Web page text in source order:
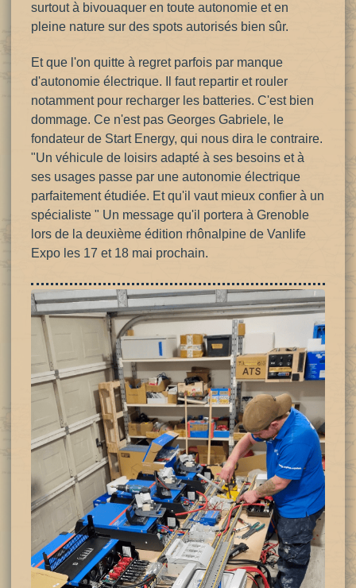
surtout à bivouaquer en toute autonomie et en
pleine nature sur des spots autorisés bien sûr.
Et que l'on quitte à regret parfois par manque
d'autonomie électrique. Il faut repartir et rouler
notamment pour recharger les batteries. C'est bien
dommage. Ce n'est pas Georges Gabriele, le
fondateur de Start Energy, qui nous dira le contraire.
"Un véhicule de loisirs adapté à ses besoins et à
ses usages passe par une autonomie électrique
parfaitement étudiée. Etqu'il vaut mieux confier à un
spécialiste " Un message qu'il portera à Grenoble
lors de la deuxième édition rhônalpine de Vanlife
Expo les 17 et 18 mai prochain.